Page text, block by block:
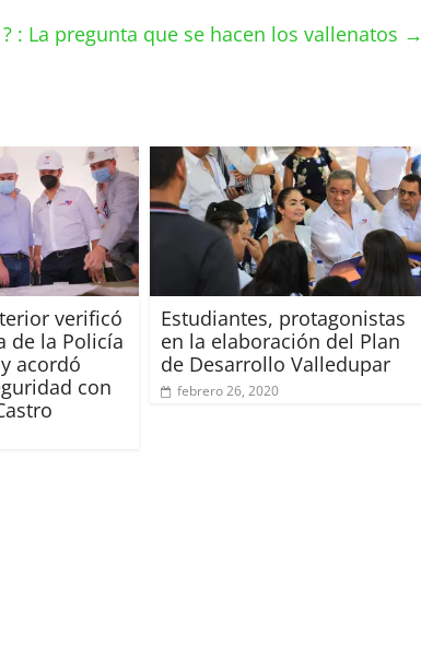
: La pregunta que se hacen los vallenatos →
verificó
de la Policía
acordó
con
Estudiantes, protagonistas
en la elaboración del Plan
de Desarrollo Valledupar
febrero 26, 2020